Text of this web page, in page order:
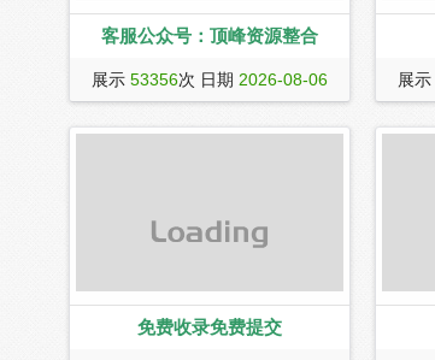
客服公众号：顶峰资源整合
网络永久发布页
展示 53356次 日期 2026-08-06 展示
免费收录免费提交